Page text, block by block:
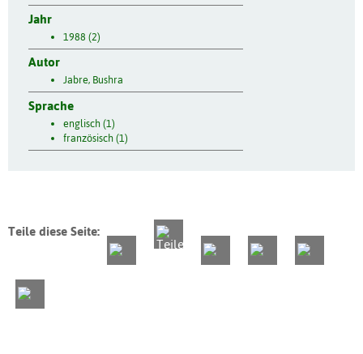
Jahr
1988 (2)
Autor
Jabre, Bushra
Sprache
englisch (1)
französisch (1)
Teile diese Seite: